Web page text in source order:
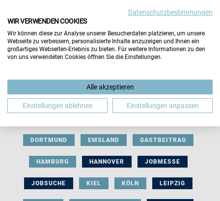
BERUFLICHE ORIENTIERUNG BEWERBUNG
DORTMUND EMSLAND GASTBEITRAG
HAMBURG HANNOVER JOBMESSE
JOBSUCHE KIEL KÖLN LEIPZIG
Datenschutzbestimmungen
WIR VERWENDEN COOKIES
Wir können diese zur Analyse unserer Besucherdaten platzieren, um unsere
Webseite zu verbessern, personalisierte Inhalte anzuzeigen und Ihnen ein
großartiges Webseiten-Erlebnis zu bieten. Für weitere Informationen zu den
von uns verwendeten Cookies öffnen Sie die Einstellungen.
Alle akzeptieren
Einstellungen ablehnen Einstellungen anpassen